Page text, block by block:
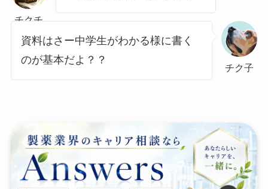
チクチ
チク子
資料はさー中学生がわかる様に書く
のが基本だよ？？